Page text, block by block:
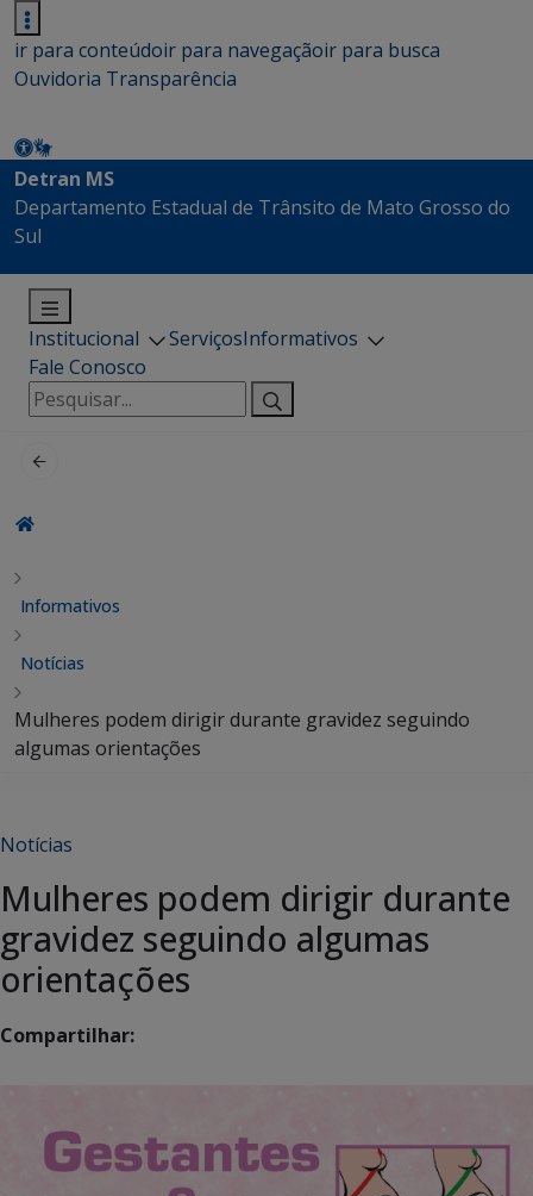
ir para conteúdoir para navegaçãoir para busca
Ouvidoria Transparência
Detran MS
Departamento Estadual de Trânsito de Mato Grosso do
Sul
Institucional ServiçosInformativos
Fale Conosco
Pesquisar
por:
Informativos
Notícias
Mulheres podem dirigir durante gravidez seguindo
algumas orientações
Notícias
Mulheres podem dirigir durante
gravidez seguindo algumas
orientações
Compartilhar: